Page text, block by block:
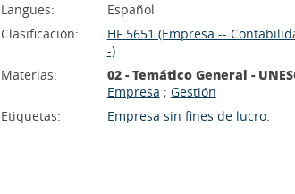
Langues:
Español
Clasificación:
HF 5651 (Empresa --
-)
Materias:
02 - Temático General -
Empresa ; Gestión
Etiquetas:
Empresa sin fines de lucro.